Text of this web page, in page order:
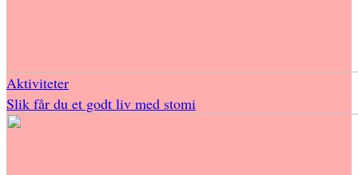
Aktiviteter
Slik får du et godt liv med stomi